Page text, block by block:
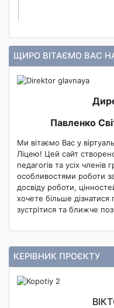
ЩИРО ВІТАЄМО ВАС
Павленко
Ми вітаємо Вас у
Ліцею! Цей сайт
педагогів та усіх
особливостями роботи
досвіду роботи,
хочете більше
зустрітися та ближче
КЕРІВНИК ПРОЄКТУ